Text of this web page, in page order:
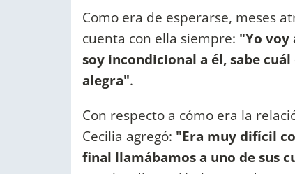
Como era de esperarse, meses
cuenta con ella siempre: "Yo voy
soy incondicional a él, sabe
alegra".
Con respecto a cómo era la
Cecilia agregó: "Era muy difícil
final llamábamos a uno de sus